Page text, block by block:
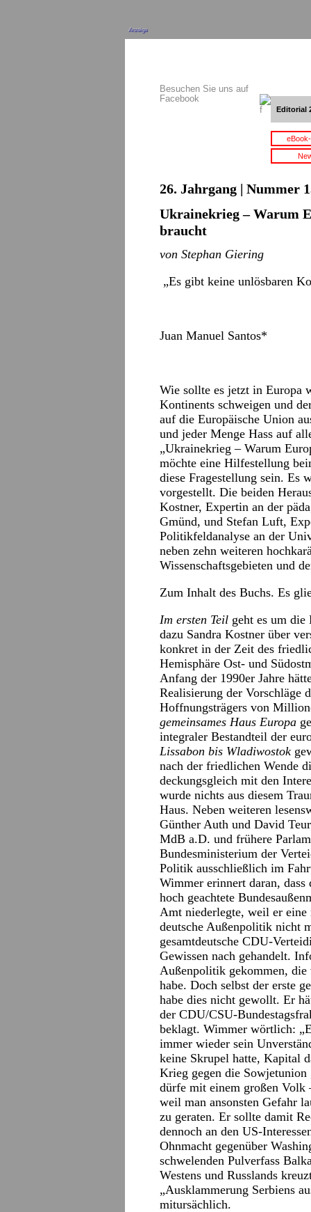
Anzeige
Besuchen Sie uns auf
Facebook
Editorial
26. Jahrgang | Nummer
Ukrainekrieg – Warum
braucht
von Stephan Giering
„Es gibt keine unlösbaren
Juan Manuel Santos*
Wie sollte es jetzt in Europa
Kontinents schweigen und
auf die Europäische Union
und jeder Menge Hass auf
„Ukrainekrieg – Warum
möchte eine Hilfestellung
diese Fragestellung sein. Es
vorgestellt. Die beiden
Kostner, Expertin an der
Gmünd, und Stefan Luft,
Politikfeldanalyse an der
neben zehn weiteren
Wissenschaftsgebieten und
Zum Inhalt des Buchs. Es
Im ersten Teil geht es um
dazu Sandra Kostner über
konkret in der Zeit des
Hemisphäre Ost- und
Anfang der 1990er Jahre
Realisierung der Vorschläge
Hoffnungsträgers von
gemeinsames Haus Europa
integraler Bestandteil der
Lissabon bis Wladiwostok
nach der friedlichen Wende
deckungsgleich mit den
wurde nichts aus diesem
Haus. Neben weiteren
Günther Auth und David
MdB a.D. und frühere
Bundesministerium der
Politik ausschließlich im
Wimmer erinnert daran, dass
hoch geachtete
Amt niederlegte, weil er eine
deutsche Außenpolitik nicht
gesamtdeutsche CDU-
Gewissen nach gehandelt.
Außenpolitik gekommen, die
habe. Doch selbst der erste
habe dies nicht gewollt. Er
der CDU/CSU-
beklagt. Wimmer wörtlich:
immer wieder sein
keine Skrupel hatte, Kapital
Krieg gegen die
dürfe mit einem großen Volk
weil man ansonsten Gefahr
zu geraten. Er sollte damit
dennoch an den US-
Ohnmacht gegenüber
schwelenden Pulverfass
Westens und Russlands
„Ausklammerung Serbiens
mitursächlich.